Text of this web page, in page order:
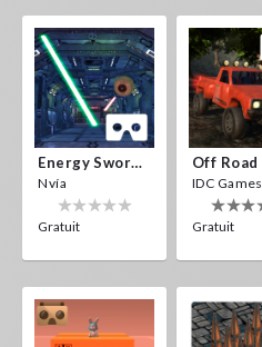
Energy Sword VR
Nvía
Gratuit
IDC Games
Gratuit